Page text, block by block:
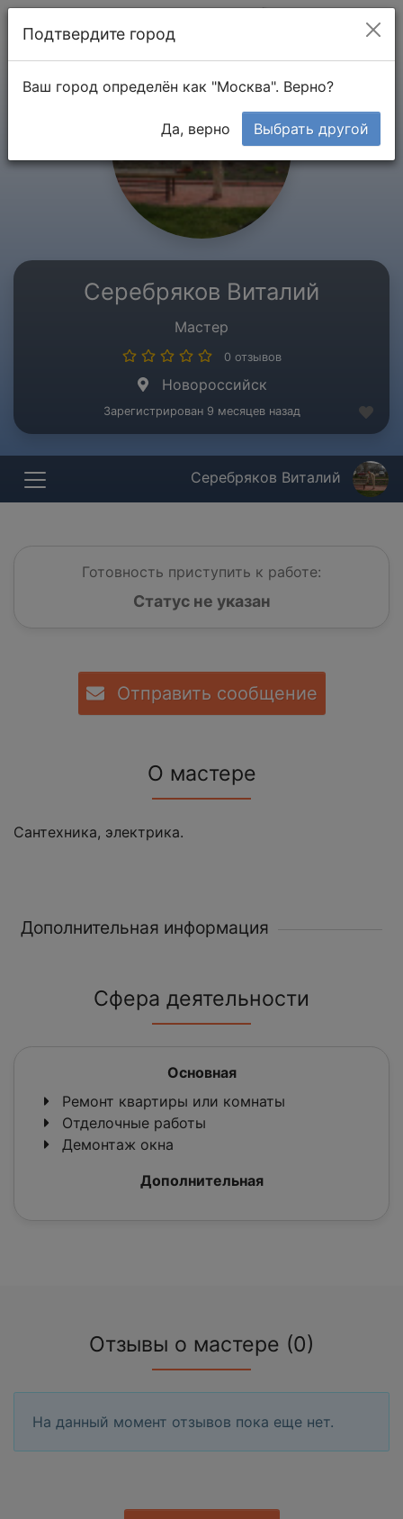
Серебряков Виталий
Мастер
0 отзывов
Новороссийск
Зарегистрирован 9 месяцев назад
Серебряков Виталий
Готовность приступить к работе:
Статус не указан
Отправить сообщение
О мастере
Сантехника, электрика.
Дополнительная информация
Сфера деятельности
Основная
Ремонт квартиры или комнаты
Отделочные работы
Демонтаж окна
Дополнительная
Отзывы о мастере (0)
На данный момент отзывов пока еще нет.
Подтвердите город
Ваш город определён как "Москва". Верно?
Да, верно Выбрать другой